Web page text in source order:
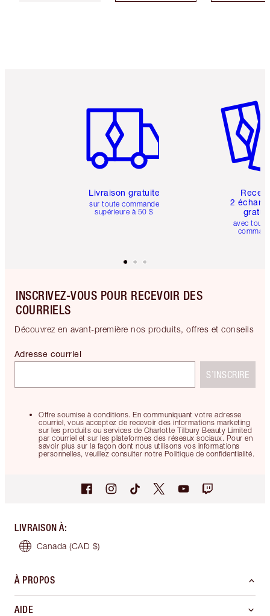
Livraison gratuite
sur toute commande
supérieure à 50 $
2
avec
INSCRIVEZ-VOUS POUR RECEVOIR DES
COURRIELS
Découvrez en avant-première nos produits, offres et conseils
Offre soumise à conditions. En communiquant votre adresse
courriel, vous acceptez de recevoir des informations marketing
sur les produits ou services de Charlotte Tilbury Beauty Limited
par courriel et sur les plateformes des réseaux sociaux. Pour en
savoir plus sur la façon dont nous utilisons vos informations
personnelles, veuillez consulter notre Politique de confidentialité.
Adresse courriel
S’INSCRIRE
LIVRAISON À:
Canada (CAD $)
À PROPOS
AIDE